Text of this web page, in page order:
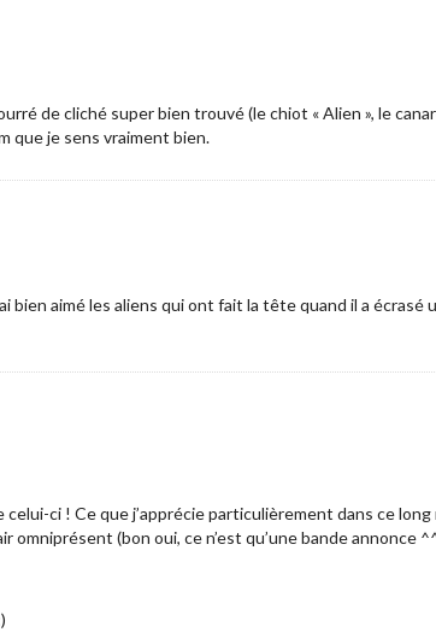
de cliché super bien trouvé (le chiot « Alien », le
que je sens vraiment bien.
bien aimé les aliens qui ont fait la tête quand il a écrasé
celui-ci ! Ce que j’apprécie particulièrement dans ce
omniprésent (bon oui, ce n’est qu’une bande annonce